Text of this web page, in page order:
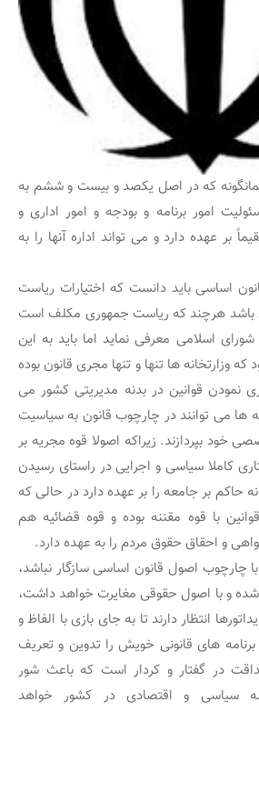
که در اصل‏ یکصد و بیست و ششم به
امور برنامه‏ و بودجه‏ و امور اداری‏ و
بر عهده‏ دارد و می‏ تواند اداره‏ آنها را به‏
اساسی باید دانست که اختیارات ریاست
باشد هرچند که ریاست جمهوری مکلف است
اسلامی معرفی نماید اما باید به این
وزارتخانه ها تنها و تنها مجری قانون بوده
قوانین در بدنه مدیریتی کشور می
ها می توانند در چارچوب قانون به سیاسیت
خود بپردازند. زیراکه اصولا قوه مجریه بر
کاملا سیاسی و اجرایی در راستای رسیدن
حاکم بر جامعه را بر عهده دارد در حالی که
با قوه مقننه بوده و قوه قضائیه هم
و احقاق حقوق مردم را به عهده دارد.
چارچوب اصول قانون اساسی سازگار نباشد،
و با اصول حقوقی مغایرت خواهد داشت،
انتظار دارند تا به جای بازی با الفاظ و
های قانونی خویش را تدوین و تعریف
در گفتار و کردار است که باعث شور
سیاسی و اقتصادی در کشور خواهد